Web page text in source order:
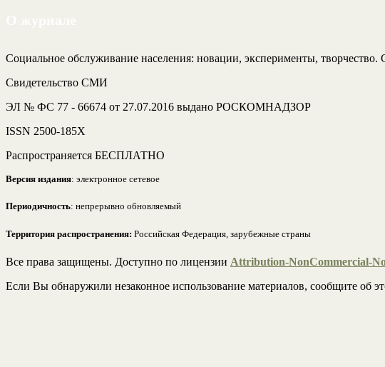
Социальное обслуживание населения: новации, эксперименты,
Свидетельство СМИ
ЭЛ № ФС 77 - 66674 от 27.07.2016 выдано РОСКОМНАДЗОР
ISSN 2500-185Х
Распространяется БЕСПЛАТНО
Версия издания: электронное сетевое
Периодичность: непрерывно обновляемый
Территория распространения: Российская Федерация, зарубежные страны
Все права защищены. Доступно по лицензии Attribution-NonCommercial-
Если Вы обнаружили незаконное использование материалов, сообщите об